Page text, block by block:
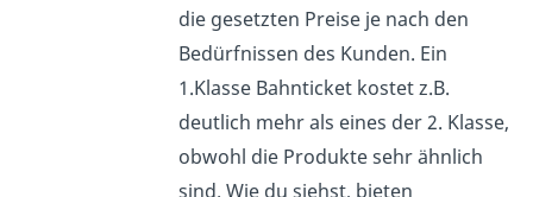
die gesetzten Preise je nach den
Bedürfnissen des Kunden. Ein
1.Klasse Bahnticket kostet z.B.
deutlich mehr als eines der 2. Klasse,
obwohl die Produkte sehr ähnlich
sind. Wie du siehst, bieten